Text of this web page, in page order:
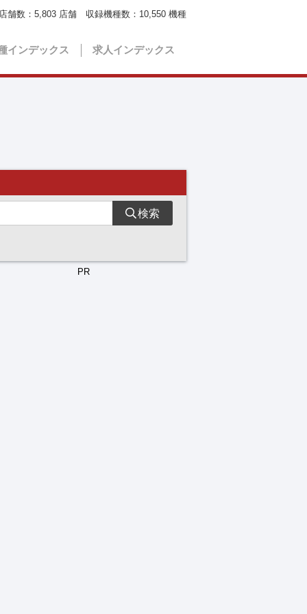
インデックス 求人インデックス
舗数： 5,803 店舗 収録機種数： 10,550 機種
検索
PR